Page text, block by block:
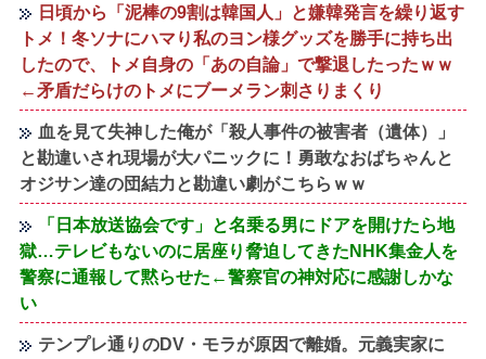
日頃から「泥棒の9割は韓国人」と嫌韓発言を繰り返す
トメ！冬ソナにハマり私のヨン様グッズを勝手に持ち出
したので、トメ自身の「あの自論」で撃退したったｗｗ
←矛盾だらけのトメにブーメラン刺さりまくり
血を見て失神した俺が「殺人事件の被害者（遺体）」
と勘違いされ現場が大パニックに！勇敢なおばちゃんと
オジサン達の団結力と勘違い劇がこちらｗｗ
「日本放送協会です」と名乗る男にドアを開けたら地
獄…テレビもないのに居座り脅迫してきたNHK集金人を
警察に通報して黙らせた←警察官の神対応に感謝しかな
い
テンプレ通りのDV・モラが原因で離婚。元義実家に